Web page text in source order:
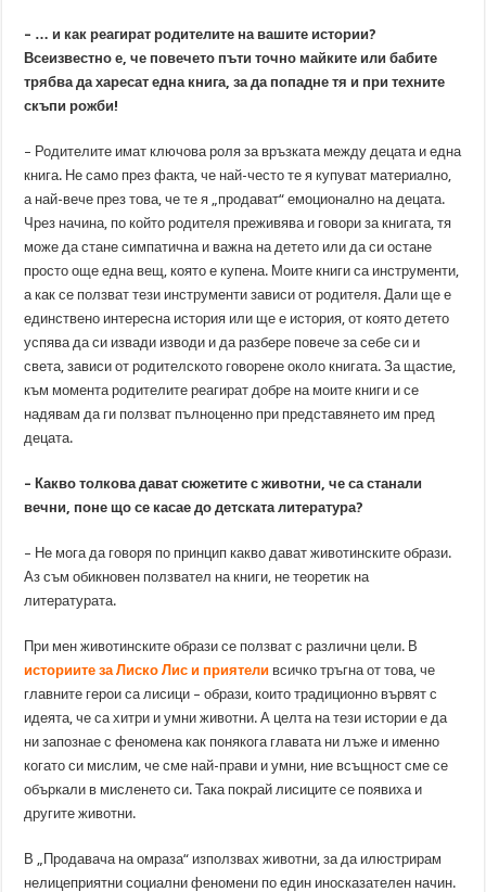
– … и как реагират родителите на вашите истории?
Всеизвестно е, че повечето пъти точно майките или бабите
трябва да харесат една книга, за да попадне тя и при техните
скъпи рожби!
– Родителите имат ключова роля за връзката между децата и една
книга. Не само през факта, че най-често те я купуват материално,
а най-вече през това, че те я „продават“ емоционално на децата.
Чрез начина, по който родителя преживява и говори за книгата, тя
може да стане симпатична и важна на детето или да си остане
просто още една вещ, която е купена. Моите книги са инструменти,
а как се ползват тези инструменти зависи от родителя. Дали ще е
единствено интересна история или ще е история, от която детето
успява да си извади изводи и да разбере повече за себе си и
света, зависи от родителското говорене около книгата. За щастие,
към момента родителите реагират добре на моите книги и се
надявам да ги ползват пълноценно при представянето им пред
децата.
– Какво толкова дават сюжетите с животни, че са станали
вечни, поне що се касае до детската литература?
– Не мога да говоря по принцип какво дават животинските образи.
Аз съм обикновен ползвател на книги, не теоретик на
литературата.
При мен животинските образи се ползват с различни цели. В
историите за Лиско Лис и приятели всичко тръгна от това, че
главните герои са лисици – образи, които традиционно вървят с
идеята, че са хитри и умни животни. А целта на тези истории е да
ни запознае с феномена как понякога главата ни лъже и именно
когато си мислим, че сме най-прави и умни, ние всъщност сме се
объркали в мисленето си. Така покрай лисиците се появиха и
другите животни.
В „Продавача на омраза“ използвах животни, за да илюстрирам
нелицеприятни социални феномени по един иносказателен начин.